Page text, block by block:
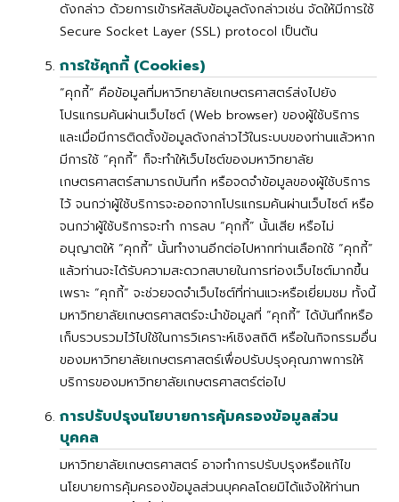
ดังกล่าว ด้วยการเข้ารหัสลับข้อมูลดังกล่าวเช่น จัดให้มีการใช้
Secure Socket Layer (SSL) protocol เป็นต้น
การใช้คุกกี้ (Cookies)
“คุกกี้” คือข้อมูลที่มหาวิทยาลัยเกษตรศาสตร์ส่งไปยัง
โปรแกรมค้นผ่านเว็บไซต์ (Web browser) ของผู้ใช้บริการ
และเมื่อมีการติดตั้งข้อมูลดังกล่าวไว้ในระบบของท่านแล้วหาก
มีการใช้ “คุกกี้” ก็จะทำให้เว็บไซต์ของมหาวิทยาลัย
เกษตรศาสตร์สามารถบันทึก หรือจดจำข้อมูลของผู้ใช้บริการ
ไว้ จนกว่าผู้ใช้บริการจะออกจากโปรแกรมค้นผ่านเว็บไซต์ หรือ
จนกว่าผู้ใช้บริการจะทำ การลบ “คุกกี้” นั้นเสีย หรือไม่
อนุญาตให้ “คุกกี้” นั้นทำงานอีกต่อไปหากท่านเลือกใช้ “คุกกี้”
แล้วท่านจะได้รับความสะดวกสบายในการท่องเว็บไซต์มากขึ้น
เพราะ “คุกกี้” จะช่วยจดจำเว็บไซต์ที่ท่านแวะหรือเยี่ยมชม ทั้งนี้
มหาวิทยาลัยเกษตรศาสตร์จะนำข้อมูลที่ “คุกกี้” ได้บันทึกหรือ
เก็บรวบรวมไว้ไปใช้ในการวิเคราะห์เชิงสถิติ หรือในกิจกรรมอื่น
ของมหาวิทยาลัยเกษตรศาสตร์เพื่อปรับปรุงคุณภาพการให้
บริการของมหาวิทยาลัยเกษตรศาสตร์ต่อไป
การปรับปรุงนโยบายการคุ้มครองข้อมูลส่วน
บุคคล
มหาวิทยาลัยเกษตรศาสตร์ อาจทำการปรับปรุงหรือแก้ไข
นโยบายการคุ้มครองข้อมูลส่วนบุคคลโดยมิได้แจ้งให้ท่านท